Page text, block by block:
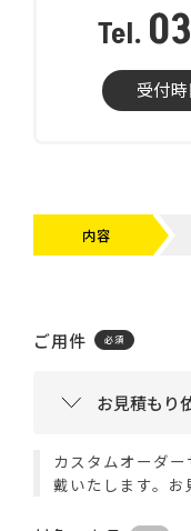
受付
内容
ご用件
カスタムオーダ
戴いたします。お